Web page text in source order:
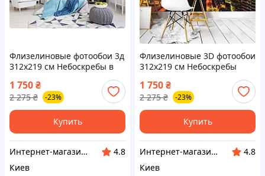
Флизелиновые фотообои 3д
312x219 см Небоскребы в
городе Нью-Йорке и чистое
небо (2317VEXXL) Лучшее
качество
1 750₴
2 275 ₴ -23%
Купить
Интернет-магазин "Little Sam"
4.8
Киев
Флизелиновые 3D фотообои
312x219 см Небоскребы
(1672VEXXL) Лучшее
качество
1 750₴
2 275 ₴ -23%
Купить
Интернет-магазин "Little Sam"
4.8
Киев